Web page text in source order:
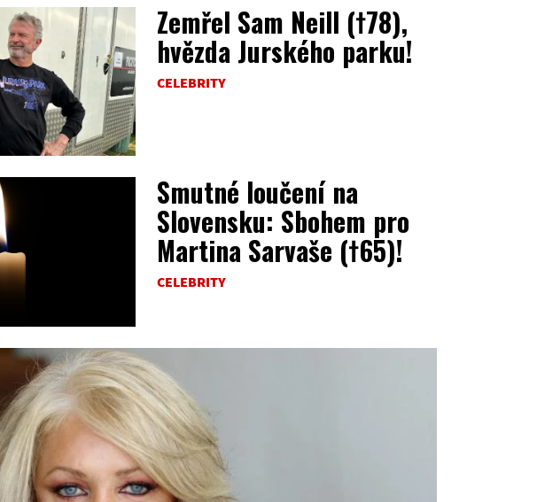
Zemřel Sam Neill (†78),
hvězda Jurského parku!
CELEBRITY
Smutné loučení na
Slovensku: Sbohem pro
Martina Sarvaše (†65)!
CELEBRITY